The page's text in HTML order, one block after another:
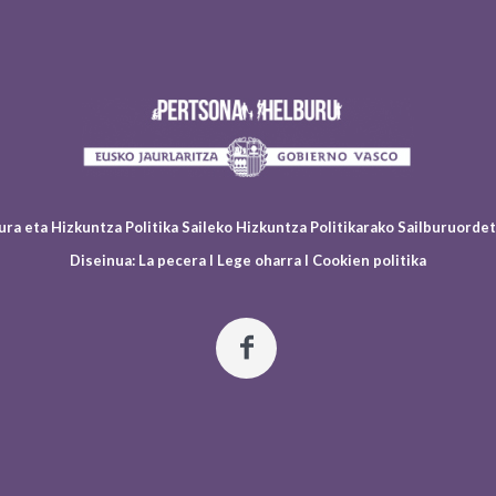
eta Hizkuntza Politika Saileko Hizkuntza Politikarako
Diseinua: La pecera I Lege oharra I Cookien politika